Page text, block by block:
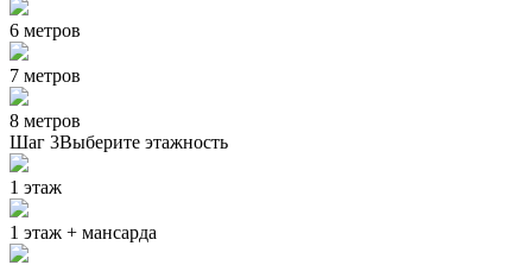
6 метров
7 метров
8 метров
Шаг 3Выберите этажность
1 этаж
1 этаж + мансарда